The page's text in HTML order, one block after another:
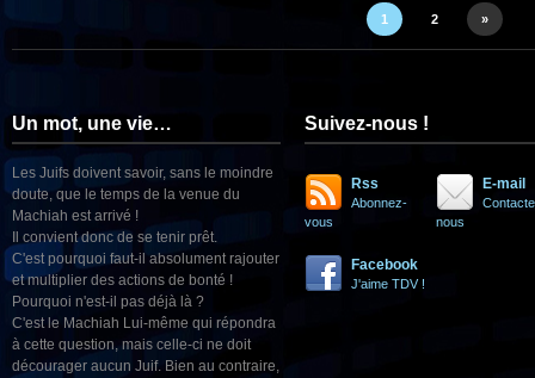
1 2 »
Un mot, une vie…
Les Juifs doivent savoir, sans le moindre
doute, que le temps de la venue du
Machiah est arrivé !
Il convient donc de se tenir prêt.
C'est pourquoi faut-il absolument rajouter
et multiplier des actions de bonté !
Pourquoi n'est-il pas déjà là ?
C'est le Machiah Lui-même qui répondra
à cette question, mais celle-ci ne doit
décourager aucun Juif. Bien au contraire,
Suivez-nous !
Rss
Abonnez-
vous
E-mail
nous
Facebook
J'aime TDV !